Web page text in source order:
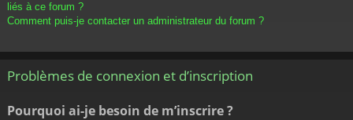
liés à ce forum ?
Comment puis-je contacter un administrateur du forum ?
Problèmes de connexion et d’inscription
Pourquoi ai-je besoin de m’inscrire ?